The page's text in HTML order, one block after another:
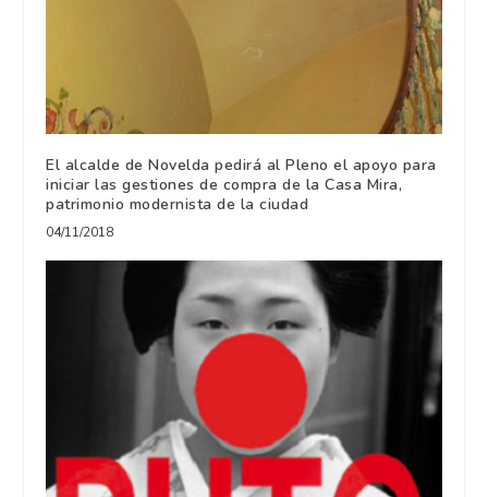
El alcalde de Novelda pedirá al Pleno el apoyo para
iniciar las gestiones de compra de la Casa Mira,
patrimonio modernista de la ciudad
04/11/2018